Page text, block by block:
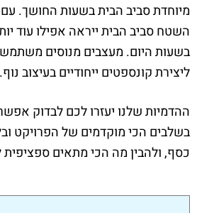
מיוחדת סביב הבית בשעות החושך.
השטח סביב הבית ייראה אפילו עוד
בשעות היום. מעצבים מנוסים
ליצירת קונספטים ייחודיים בעיצוב נוף.
ההדמיות שלנו יעזרו לכם לבדוק
בשלבים הכי מוקדמים של הפרויקט
כסף, ולהבין מה הכי מתאים